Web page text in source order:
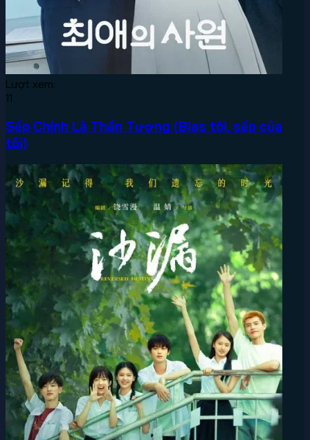
Lượt xem:
11
Sếp Chính Là Thần Tượng (Bias tôi, sếp của
tôi)